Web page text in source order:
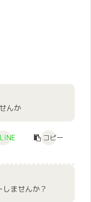
んか
LINE コピー
ませんか？